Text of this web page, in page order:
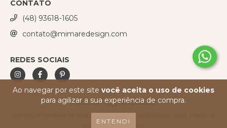
Ao navegar por este site você aceita o uso de cookies
para agilizar a sua experiência de compra.
ENTENDI
CONTATO
(48) 93618-1605
contato@mimaredesign.com
REDES SOCIAIS